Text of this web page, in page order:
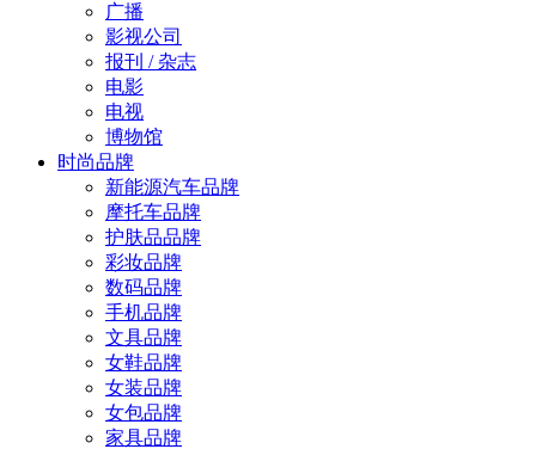
广播
影视公司
报刊 / 杂志
电影
电视
博物馆
时尚品牌
新能源汽车品牌
摩托车品牌
护肤品品牌
彩妆品牌
数码品牌
手机品牌
文具品牌
女鞋品牌
女装品牌
女包品牌
家具品牌